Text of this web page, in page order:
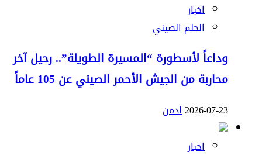
اخبار
الحلم الصيني
وداعاً لأسطورة “المسيرة الطويلة”.. رحيل آخر
محاربة من الجيش الأحمر الصيني عن 105 عاماً
2026-07-23ادمن
اخبار